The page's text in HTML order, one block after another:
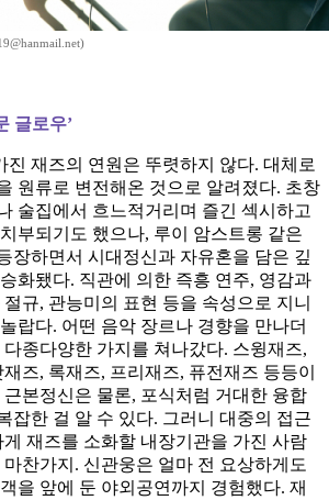
글로우’
진 재즈의 연원은 뚜렷하지 않다. 대체로
원류로 변전해온 것으로 알려졌다. 초창
술집에서 흐느적거리며 즐긴 섹시하고
부되기도 했으나, 루이 암스트롱 같은
장하면서 시대정신과 자유혼을 담은 깊
화됐다. 직관에 의한 즉흥 연주, 영감과
규, 관능미의 표현 등을 속성으로 지니
랍다. 어떤 음악 장르나 경향을 만나더
종다양한 가지를 쳐나갔다. 스윙재즈,
즈, 록재즈, 프리재즈, 퓨전재즈 등등이
본정신은 물론, 포식처럼 거대한 융합
잡한 걸 알 수 있다. 그러니 대중의 접근
재즈를 소화할 내장기관을 가진 사람
찬가지. 신관웅은 얼마 전 요상하게도
을 앞에 둔 야외공연까지 경험했다. 재